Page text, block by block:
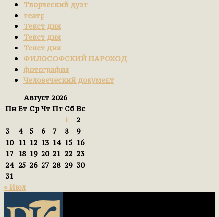
Творческий дуэт
театр
Текст дня
Текст дня
Текст дня
ФИЛОСОФСКИЙ ПАРОХОД
фотография
Человеческий документ
Август 2026
Пн Вт Ср Чт Пт Сб Вс
1
2
3
4 5 6 7 8
9
10
11 12 13 14 15 16
17
18 19 20 21 22 23
24 25 26 27 28 29 30
31
« Июл